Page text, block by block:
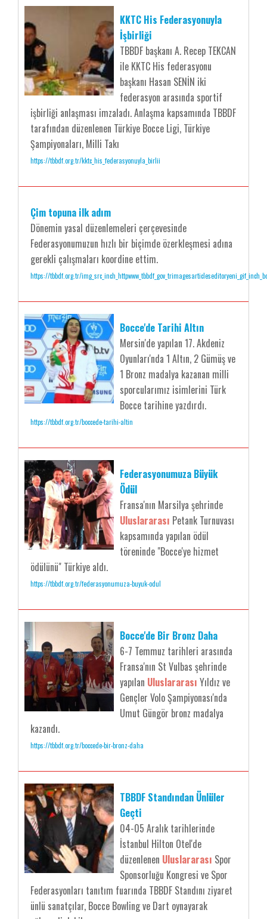
KKTC His Federasyonuyla
İşbirliği
TBBDF başkanı A. Recep TEKCAN
ile KKTC His federasyonu
başkanı Hasan SENİN iki
federasyon arasında sportif
işbirliği anlaşması imzaladı. Anlaşma kapsamında TBBDF
tarafından düzenlenen Türkiye Bocce Ligi, Türkiye
Şampiyonaları, Milli Takı
https://tbbdf.org.tr/kktc_his_federasyonuyla_birlii
Çim topuna ilk adım
Dönemin yasal düzenlemeleri çerçevesinde
Federasyonumuzun hızlı bir biçimde özerkleşmesi adına
gerekli çalışmaları koordine ettim.
https://tbbdf.org.tr/
Bocce'de Tarihi Altın
Mersin'de yapılan 17. Akdeniz
Oyunları'nda 1 Altın, 2 Gümüş ve
1 Bronz madalya kazanan milli
sporcularımız isimlerini Türk
Bocce tarihine yazdırdı.
https://tbbdf.org.tr/boccede-tarihi-altin
Federasyonumuza Büyük
Ödül
Fransa'nın Marsilya şehrinde
Uluslararası Petank Turnuvası
kapsamında yapılan ödül
töreninde "Bocce'ye hizmet
ödülünü" Türkiye aldı.
https://tbbdf.org.tr/federasyonumuza-buyuk-odul
Bocce'de Bir Bronz Daha
6-7 Temmuz tarihleri arasında
Fransa'nın St Vulbas şehrinde
yapılan Uluslararası Yıldız ve
Gençler Volo Şampiyonası'nda
Umut Güngör bronz madalya
kazandı.
https://tbbdf.org.tr/boccede-bir-bronz-daha
TBBDF Standından Ünlüler
Geçti
04-05 Aralık tarihlerinde
İstanbul Hilton Otel'de
düzenlenen Uluslararası Spor
Sponsorluğu Kongresi ve Spor
Federasyonları tanıtım fuarında TBBDF Standını ziyaret
ünlü sanatçılar, Bocce Bowling ve Dart oynayarak